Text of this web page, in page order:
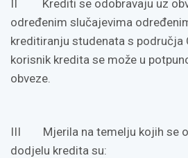
II Krediti se odobravaju uz
određenim slučajevima
kreditiranju studenata s područja
korisnik kredita se može u
obveze.
III Mjerila na temelju kojih se
dodjelu kredita su: